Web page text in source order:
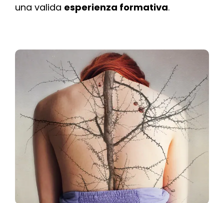
una valida esperienza formativa.